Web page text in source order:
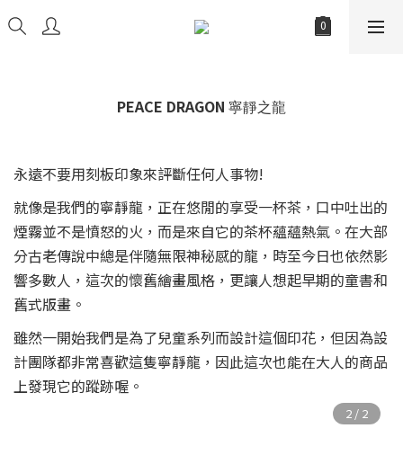
PEACE DRAGON 寧靜之龍
永遠不要用刻板印象來評斷任何人事物!
就像是我們的寧靜龍，正在悠閒的享受一杯茶，口中吐出的
煙霧並不是憤怒的火，而是來自它的茶杯蘊蘊熱氣。在大部
分古老傳說中總是伴隨無限神秘感的龍，時至今日也依然影
響多數人，這次的懷舊繪畫風格，更讓人想起早期的童書和
舊式版畫。
雖然一開始我們是為了兒童系列而設計這個印花，但因為設
計團隊都非常喜歡這隻寧靜龍，因此這次也能在大人的商品
上發現它的蹤跡喔。